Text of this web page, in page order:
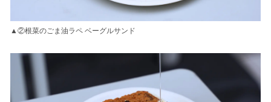
▲②根菜のごま油ラペ ベーグルサンド